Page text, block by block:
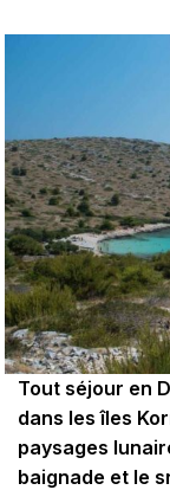
Tout séjour en
dans les îles
paysages
baignade et le